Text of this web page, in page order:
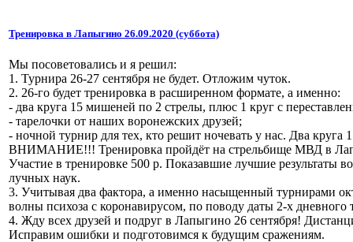
Тренировка в Лапыгино 26.09.2020 (суббота)
Мы посоветовались и я решил:
1. Турнира 26-27 сентября не будет. Отложим чуток.
2. 26-го будет тренировка в расширенном формате, а именно:
- два круга 15 мишеней по 2 стрелы, плюс 1 круг с
- тарелочки от наших воронежских друзей;
- ночной турнир для тех, кто решит ночевать у нас. Два круга
ВНИМАНИЕ!!! Тренировка пройдёт на стрельбище МВД в
Участие в тренировке 500 р. Показавшие лучшие результаты
лучных наук.
3. Учитывая два фактора, а именно насыщенный турнирами
волны психоза с коронавирусом, по поводу даты 2-х дневного
4. Жду всех друзей и подруг в Лапыгино 26 сентября!
Исправим ошибки и подготовимся к будущим сражениям.